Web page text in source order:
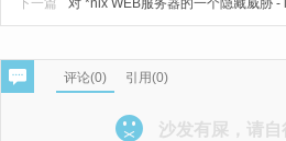
对 *nix WEB服务器的一个隐藏威胁 -
下一篇
评论(0) 引用(0)
沙发有屎，请自